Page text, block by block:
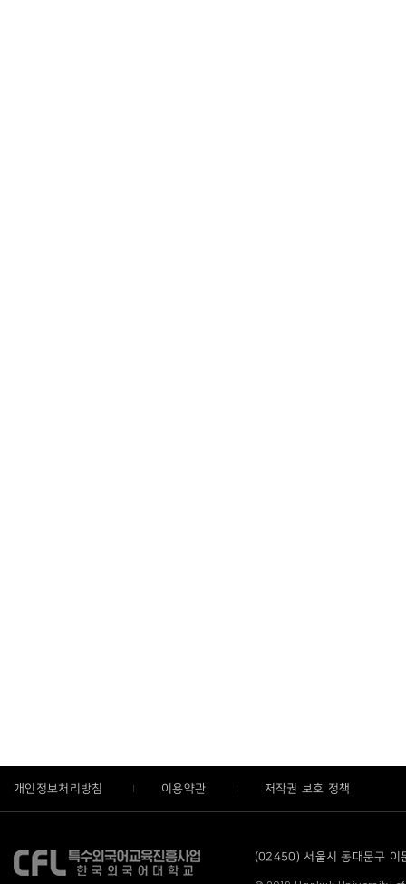
개인정보처리방침 이용약관 저작권 보호 정책
(02450) 서울시 동대문구